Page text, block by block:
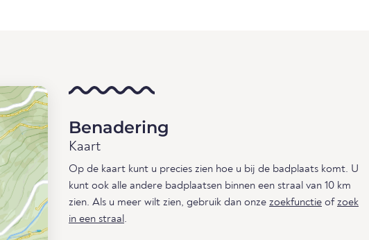
Benadering
Kaart
Op de kaart kunt u precies zien hoe u bij de badplaats komt. U
kunt ook alle andere badplaatsen binnen een straal van 10 km
zien. Als u meer wilt zien, gebruik dan onze zoekfunctie ofzoek
in een straal .